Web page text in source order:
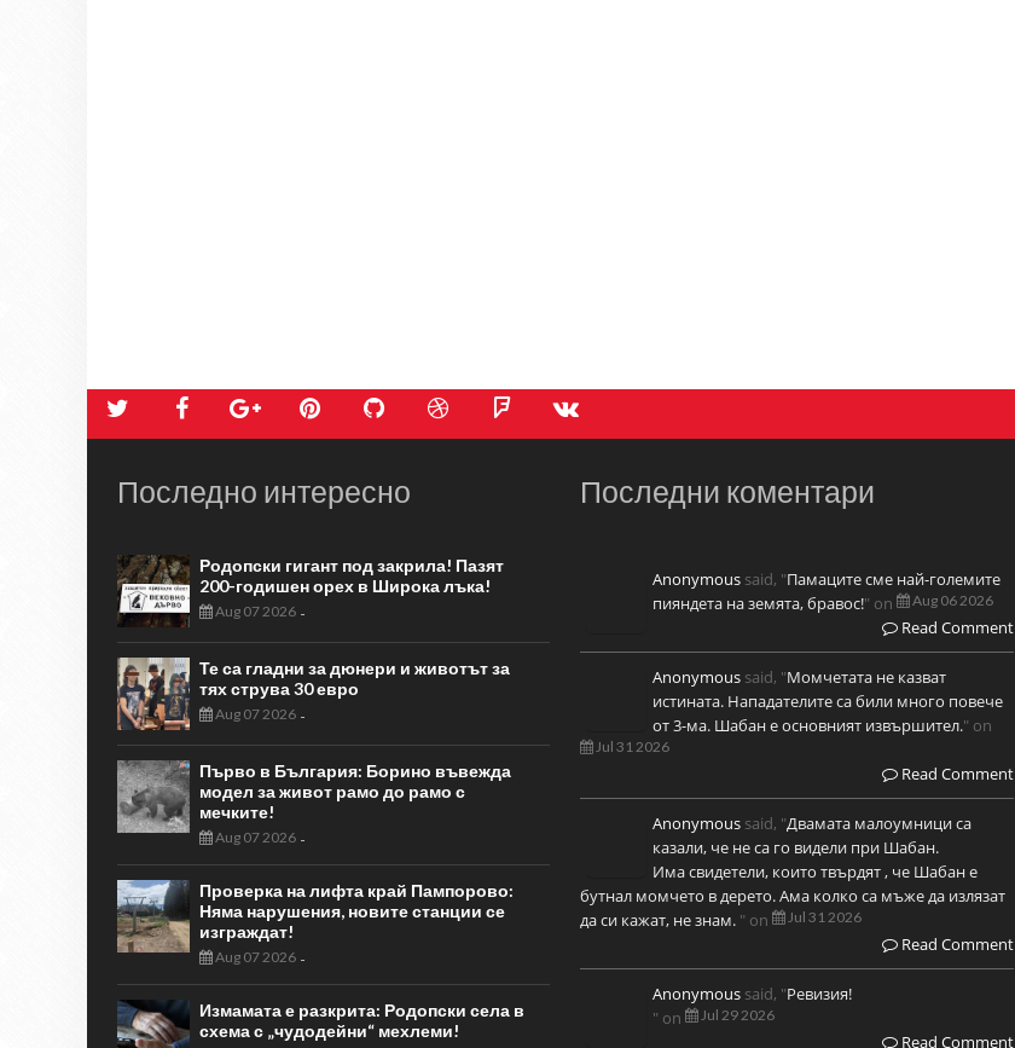
Последно интересно
Родопски гигант под закрила! Пазят
200-годишен орех в Широка лъка!
Aug 07 2026 -
Те са гладни за дюнери и животът за
тях струва 30 евро
Aug 07 2026 -
Първо в България: Борино въвежда
модел за живот рамо до рамо с
мечките!
Aug 07 2026 -
Проверка на лифта край Пампорово:
Няма нарушения, новите станции се
изграждат!
Aug 07 2026 -
Измамата е разкрита: Родопски села в
схема с „чудодейни“ мехлеми!
Последни коментари
Anonymous said, "Памаците сме най-големите
пияндета на земята, бравос!" on Aug 06 2026
Read Comment
Anonymous said, "Момчетата не казват
истината. Нападателите са били много повече
от 3-ма. Шабан е основният извършител." on
Jul 31 2026
Read Comment
Anonymous said, "Двамата малоумници са
казали, че не са го видели при Шабан.
Има свидетели, които твърдят , че Шабан е
бутнал момчето в дерето. Ама колко са мъже да излязат
да си кажат, не знам. " on Jul 31 2026
Read Comment
Anonymous said, "Ревизия!
" on
Jul 29 2026
Read Comment